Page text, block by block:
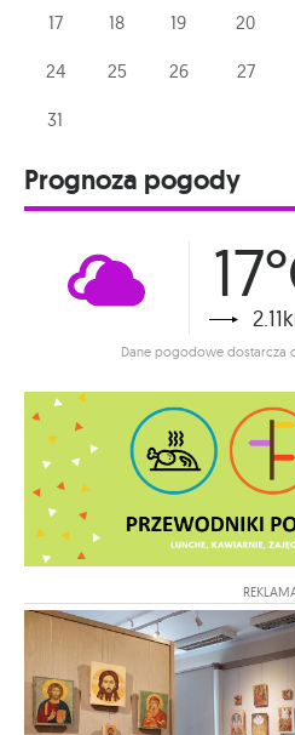
17 18 19 20
24 25 26 27
31
Prognoza pogody
Dane pogodowe dostarcza